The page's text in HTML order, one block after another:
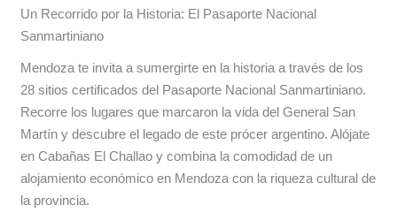
Un Recorrido por la Historia: El Pasaporte Nacional
Sanmartiniano
Mendoza te invita a sumergirte en la historia a través de los
28 sitios certificados del Pasaporte Nacional Sanmartiniano.
Recorre los lugares que marcaron la vida del General San
Martín y descubre el legado de este prócer argentino. Alójate
en Cabañas El Challao y combina la comodidad de un
alojamiento económico en Mendoza con la riqueza cultural de
la provincia.